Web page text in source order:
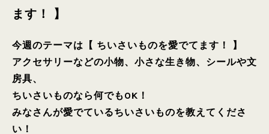
ます！ 】
今週のテーマは【 ちいさいものを愛でてます！ 】
アクセサリーなどの小物、小さな生き物、シールや文
房具、
ちいさいものなら何でもOK！
みなさんが愛でているちいさいものを教えてくださ
い！